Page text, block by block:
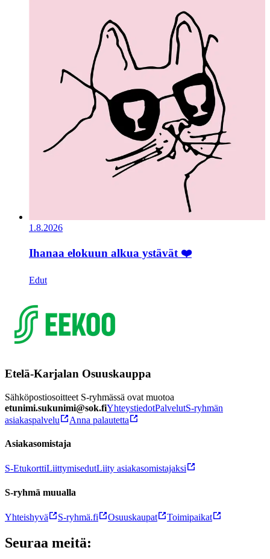
1.8.2026
Ihanaa elokuun alkua ystävät ❤️
Edut
Etelä-Karjalan Osuuskauppa
Sähköpostiosoitteet S-ryhmässä ovat muotoa
etunimi.sukunimi@sok.fiYhteystiedotPalvelutS-ryhmän
asiakaspalvelu
Anna palautetta
Asiakasomistaja
S-EtukorttiLiittymisedutLiity asiakasomistajaksi
S-ryhmä muualla
Yhteishyvä S-ryhmä.fi Osuuskaupat Toimipaikat
Seuraa meitä: